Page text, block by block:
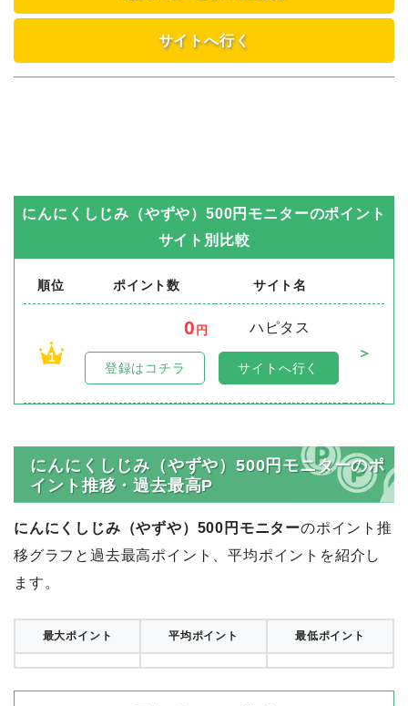
サイトへ行く
にんにくしじみ（やずや）500円モニターのポイント
サイト別比較
順位 ポイント数 サイト名
1
0 円
ハピタス
＞
登録はコチラ サイトへ行く
にんにくしじみ（やずや）500円モニターのポ
イント推移・過去最高P
にんにくしじみ（やずや）500円モニターのポイント推
移グラフと過去最高ポイント、平均ポイントを紹介し
ます。
最大ポイント 平均ポイント 最低ポイント